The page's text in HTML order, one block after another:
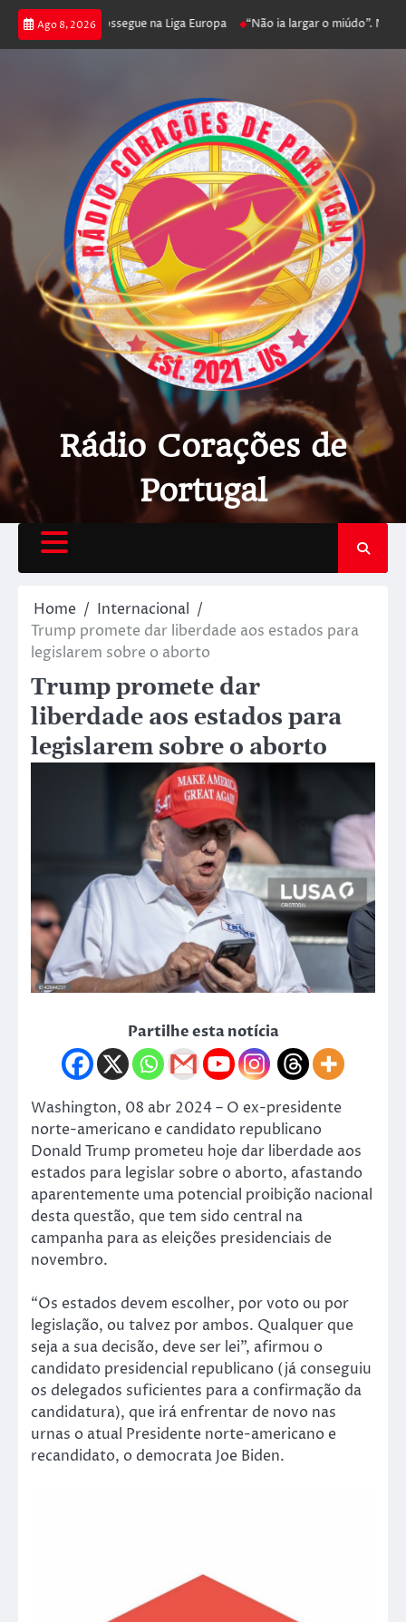
Ago 8, 2026
poker e prossegue na Liga Europa “Não ia largar o miúdo”.
Rádio Corações de
Portugal
Home
Internacional
Trump promete dar liberdade aos estados para
legislarem sobre o aborto
Trump promete dar
liberdade aos estados para
legislarem sobre o aborto
Partilhe esta notícia
Washington, 08 abr 2024 – O ex-presidente
norte-americano e candidato republicano
Donald Trump prometeu hoje dar liberdade aos
estados para legislar sobre o aborto, afastando
aparentemente uma potencial proibição nacional
desta questão, que tem sido central na
campanha para as eleições presidenciais de
novembro.
“Os estados devem escolher, por voto ou por
legislação, ou talvez por ambos. Qualquer que
seja a sua decisão, deve ser lei”, afirmou o
candidato presidencial republicano (já conseguiu
os delegados suficientes para a confirmação da
candidatura), que irá enfrentar de novo nas
urnas o atual Presidente norte-americano e
recandidato, o democrata Joe Biden.